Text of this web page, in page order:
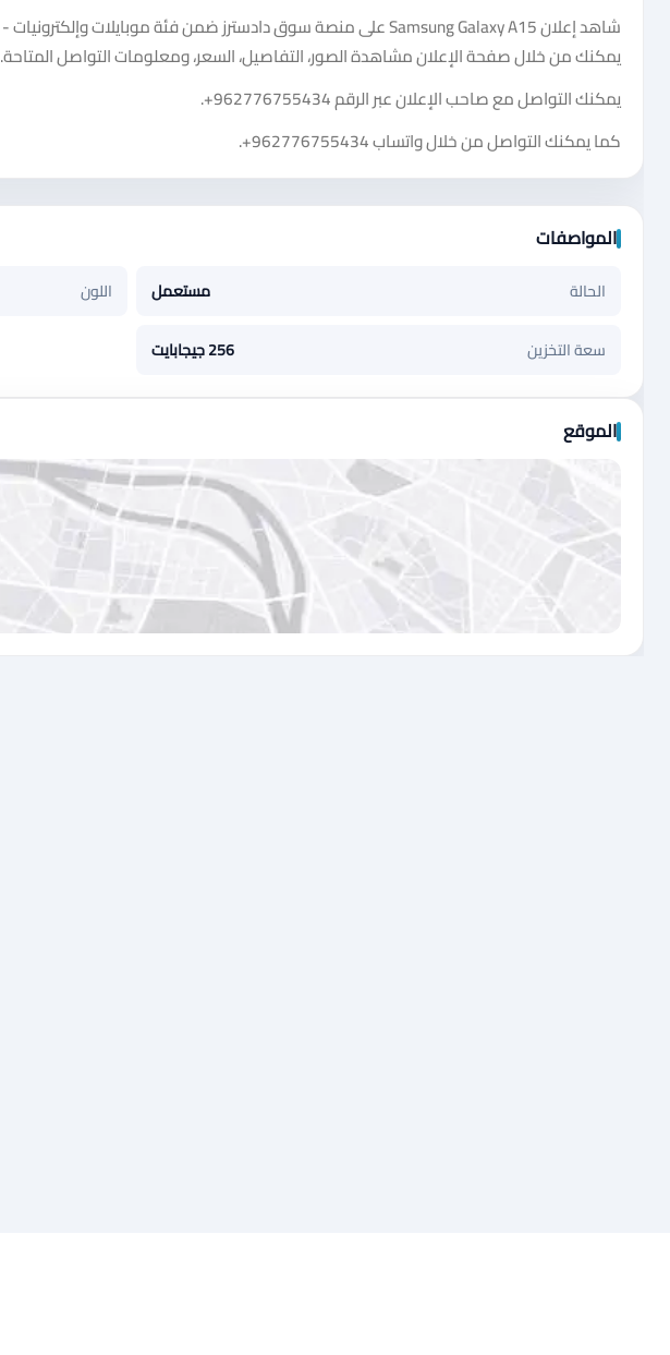
يمكنك من خلال صفحة الإعلان مشاهدة الصور، التفاصيل، السعر، ومعلومات التواصل المتاحة.
يمكنك التواصل مع صاحب الإعلان عبر الرقم+962776755434
.
كما يمكنك التواصل من خلال واتساب+962776755434
.
المواصفات
الحالة مستعمل اللون
سعة التخزين 256 جيجابايت
الموقع